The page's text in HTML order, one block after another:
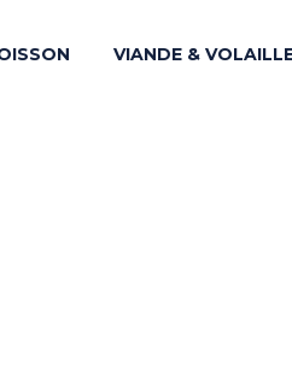
VIANDE &